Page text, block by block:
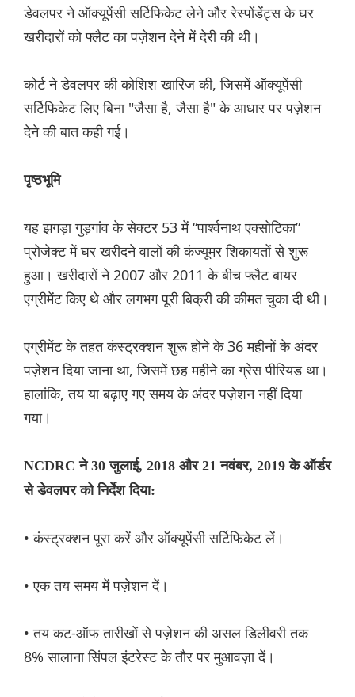
डेवलपर ने ऑक्यूपेंसी सर्टिफिकेट लेने और रेस्पोंडेंट्स के घर
खरीदारों को फ्लैट का पज़ेशन देने में देरी की थी।
कोर्ट ने डेवलपर की कोशिश खारिज की, जिसमें ऑक्यूपेंसी
सर्टिफिकेट लिए बिना "जैसा है, जैसा है" के आधार पर पज़ेशन
देने की बात कही गई।
पृष्ठभूमि
यह झगड़ा गुड़गांव के सेक्टर 53 में “पार्श्वनाथ एक्सोटिका”
प्रोजेक्ट में घर खरीदने वालों की कंज्यूमर शिकायतों से शुरू
हुआ। खरीदारों ने 2007 और 2011 के बीच फ्लैट बायर
एग्रीमेंट किए थे और लगभग पूरी बिक्री की कीमत चुका दी थी।
एग्रीमेंट के तहत कंस्ट्रक्शन शुरू होने के 36 महीनों के अंदर
पज़ेशन दिया जाना था, जिसमें छह महीने का ग्रेस पीरियड था।
हालांकि, तय या बढ़ाए गए समय के अंदर पज़ेशन नहीं दिया
गया।
NCDRC ने 30 जुलाई, 2018 और 21 नवंबर, 2019 के ऑर्डर
से डेवलपर को निर्देश दिया:
• कंस्ट्रक्शन पूरा करें और ऑक्यूपेंसी सर्टिफिकेट लें।
• एक तय समय में पज़ेशन दें।
• तय कट-ऑफ तारीखों से पज़ेशन की असल डिलीवरी तक
8% सालाना सिंपल इंटरेस्ट के तौर पर मुआवज़ा दें।